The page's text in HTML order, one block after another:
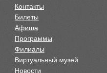
Контакты
Билеты
Афиша
Программы
Филиалы
Виртуальный музей
Новости